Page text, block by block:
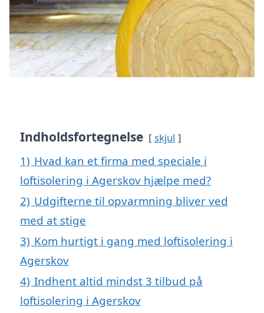
Indholdsfortegnelse skjul
1) Hvad kan et firma med speciale i
loftisolering i Agerskov hjælpe med?
2) Udgifterne til opvarmning bliver ved
med at stige
3) Kom hurtigt i gang med loftisolering i
Agerskov
4) Indhent altid mindst 3 tilbud på
loftisolering i Agerskov